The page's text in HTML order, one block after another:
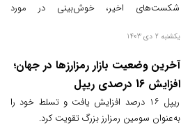
شکست‌های اخیر، خوش‌بینی در مورد
است و برخی از تحلیلگران افزایش قیمت
یکشنبه 2 دی 1403
آخرین وضعیت بازار رمزارزها در جهان؛
افزایش 16 درصدی ریپل
ریپل ۱۶ درصد افزایش یافت و تسلط خود را
به‌عنوان سومین رمزارز بزرگ تقویت کرد.